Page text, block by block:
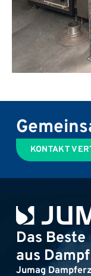
KONTAKT
Das Beste
aus Dampf
Jumag